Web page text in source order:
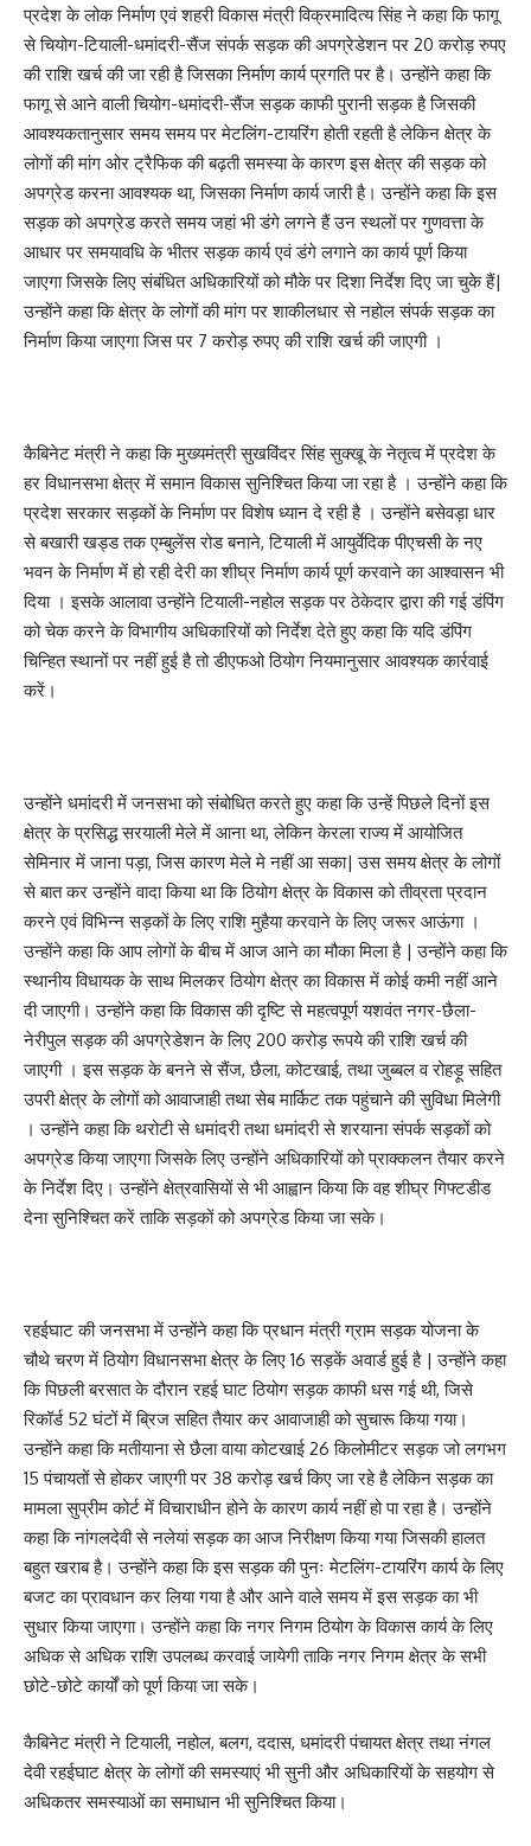
प्रदेश के लोक निर्माण एवं शहरी विकास मंत्री विक्रमादित्य सिंह ने कहा कि फागू
से चियोग-टियाली-धमांदरी-सैंज संपर्क सड़क की अपग्रेडेशन पर 20 करोड़ रुपए
की राशि खर्च की जा रही है जिसका निर्माण कार्य प्रगति पर है। उन्होंने कहा कि
फागू से आने वाली चियोग-धमांदरी-सैंज सड़क काफी पुरानी सड़क है जिसकी
आवश्यकतानुसार समय समय पर मेटलिंग-टायरिंग होती रहती है लेकिन क्षेत्र के
लोगों की मांग ओर ट्रैफिक की बढ़ती समस्या के कारण इस क्षेत्र की सड़क को
अपग्रेड करना आवश्यक था, जिसका निर्माण कार्य जारी है। उन्होंने कहा कि इस
सड़क को अपग्रेड करते समय जहां भी डंगे लगने हैं उन स्थलों पर गुणवत्ता के
आधार पर समयावधि के भीतर सड़क कार्य एवं डंगे लगाने का कार्य पूर्ण किया
जाएगा जिसके लिए संबंधित अधिकारियों को मौके पर दिशा निर्देश दिए जा चुके हैं|
उन्होंने कहा कि क्षेत्र के लोगों की मांग पर शाकीलधार से नहोल संपर्क सड़क का
निर्माण किया जाएगा जिस पर 7 करोड़ रुपए की राशि खर्च की जाएगी ।
कैबिनेट मंत्री ने कहा कि मुख्यमंत्री सुखविंदर सिंह सुक्खू के नेतृत्व में प्रदेश के
हर विधानसभा क्षेत्र में समान विकास सुनिश्चित किया जा रहा है । उन्होंने कहा कि
प्रदेश सरकार सड़कों के निर्माण पर विशेष ध्यान दे रही है । उन्होंने बसेवड़ा धार
से बखारी खड्ड तक एम्बुलेंस रोड बनाने, टियाली में आयुर्वेदिक पीएचसी के नए
भवन के निर्माण में हो रही देरी का शीघ्र निर्माण कार्य पूर्ण करवाने का आश्वासन भी
दिया । इसके आलावा उन्होंने टियाली-नहोल सड़क पर ठेकेदार द्वारा की गई डंपिंग
को चेक करने के विभागीय अधिकारियों को निर्देश देते हुए कहा कि यदि डंपिंग
चिन्हित स्थानों पर नहीं हुई है तो डीएफओ ठियोग नियमानुसार आवश्यक कार्रवाई
करें।
उन्होंने धमांदरी में जनसभा को संबोधित करते हुए कहा कि उन्हें पिछले दिनों इस
क्षेत्र के प्रसिद्ध सरयाली मेले में आना था, लेकिन केरला राज्य में आयोजित
सेमिनार में जाना पड़ा, जिस कारण मेले मे नहीं आ सका| उस समय क्षेत्र के लोगों
से बात कर उन्होंने वादा किया था कि ठियोग क्षेत्र के विकास को तीव्रता प्रदान
करने एवं विभिन्न सड़कों के लिए राशि मुहैया करवाने के लिए जरूर आऊंगा ।
उन्होंने कहा कि आप लोगों के बीच में आज आने का मौका मिला है | उन्होंने कहा कि
स्थानीय विधायक के साथ मिलकर ठियोग क्षेत्र का विकास में कोई कमी नहीं आने
दी जाएगी। उन्होंने कहा कि विकास की दृष्टि से महत्वपूर्ण यशवंत नगर-छैला-
नेरीपुल सड़क की अपग्रेडेशन के लिए 200 करोड़ रूपये की राशि खर्च की
जाएगी । इस सड़क के बनने से सैंज, छैला, कोटखाई, तथा जुब्बल व रोहड़ू सहित
उपरी क्षेत्र के लोगों को आवाजाही तथा सेब मार्किट तक पहुंचाने की सुविधा मिलेगी
। उन्होंने कहा कि थरोटी से धमांदरी तथा धमांदरी से शरयाना संपर्क सड़कों को
अपग्रेड किया जाएगा जिसके लिए उन्होंने अधिकारियों को प्राक्कलन तैयार करने
के निर्देश दिए। उन्होंने क्षेत्रवासियों से भी आह्वान किया कि वह शीघ्र गिफ्टडीड
देना सुनिश्चित करें ताकि सड़कों को अपग्रेड किया जा सके।
रहईघाट की जनसभा में उन्होंने कहा कि प्रधान मंत्री ग्राम सड़क योजना के
चौथे चरण में ठियोग विधानसभा क्षेत्र के लिए 16 सड़कें अवार्ड हुई है | उन्होंने कहा
कि पिछली बरसात के दौरान रहई घाट ठियोग सड़क काफी धस गई थी, जिसे
रिकॉर्ड 52 घंटों में ब्रिज सहित तैयार कर आवाजाही को सुचारू किया गया।
उन्होंने कहा कि मतीयाना से छैला वाया कोटखाई 26 किलोमीटर सड़क जो लगभग
15 पंचायतों से होकर जाएगी पर 38 करोड़ खर्च किए जा रहे है लेकिन सड़क का
मामला सुप्रीम कोर्ट में विचाराधीन होने के कारण कार्य नहीं हो पा रहा है। उन्होंने
कहा कि नांगलदेवी से नलेयां सड़क का आज निरीक्षण किया गया जिसकी हालत
बहुत खराब है। उन्होंने कहा कि इस सड़क की पुनः मेटलिंग-टायरिंग कार्य के लिए
बजट का प्रावधान कर लिया गया है और आने वाले समय में इस सड़क का भी
सुधार किया जाएगा। उन्होंने कहा कि नगर निगम ठियोग के विकास कार्य के लिए
अधिक से अधिक राशि उपलब्ध करवाई जायेगी ताकि नगर निगम क्षेत्र के सभी
छोटे-छोटे कार्यों को पूर्ण किया जा सके।
कैबिनेट मंत्री ने टियाली, नहोल, बलग, ददास, धमांदरी पंचायत क्षेत्र तथा नंगल
देवी रहईघाट क्षेत्र के लोगों की समस्याएं भी सुनी और अधिकारियों के सहयोग से
अधिकतर समस्याओं का समाधान भी सुनिश्चित किया।